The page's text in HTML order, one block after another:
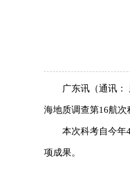
广东讯（通讯
海地质调查第16航次
本次科考自今年
项成果。